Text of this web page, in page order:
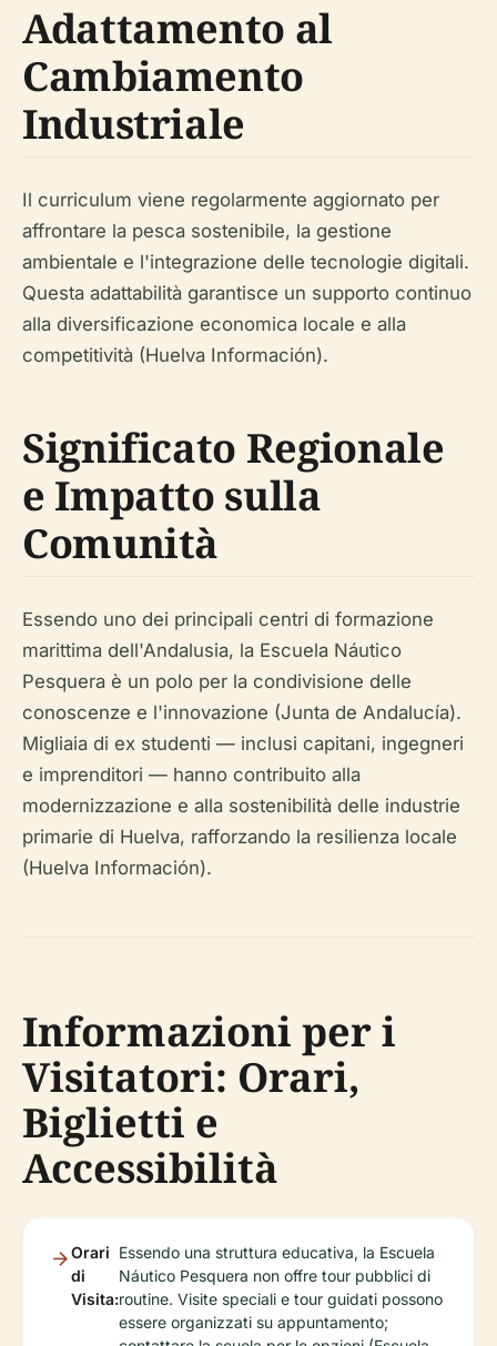
Adattamento al
Cambiamento
Industriale
Il curriculum viene regolarmente aggiornato per
affrontare la pesca sostenibile, la gestione
ambientale e l'integrazione delle tecnologie digitali.
Questa adattabilità garantisce un supporto continuo
alla diversificazione economica locale e alla
competitività (Huelva Información).
Significato Regionale
e Impatto sulla
Comunità
Essendo uno dei principali centri di formazione
marittima dell'Andalusia, la Escuela Náutico
Pesquera è un polo per la condivisione delle
conoscenze e l'innovazione (Junta de Andalucía).
Migliaia di ex studenti — inclusi capitani, ingegneri
e imprenditori — hanno contribuito alla
modernizzazione e alla sostenibilità delle industrie
primarie di Huelva, rafforzando la resilienza locale
(Huelva Información).
Informazioni per i
Visitatori: Orari,
Biglietti e
Accessibilità
Orari
di
Visita:
Essendo una struttura educativa, la Escuela
Náutico Pesquera non offre tour pubblici di
routine. Visite speciali e tour guidati possono
essere organizzati su appuntamento;